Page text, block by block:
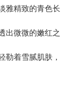
精致的青色长
出微微的嫩红之
勒着雪腻肌肤，